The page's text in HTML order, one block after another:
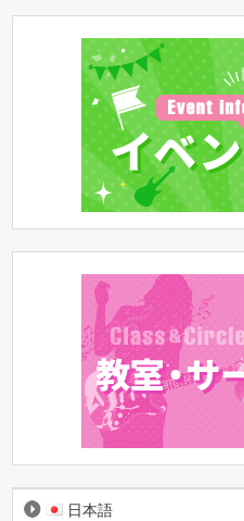
日本語